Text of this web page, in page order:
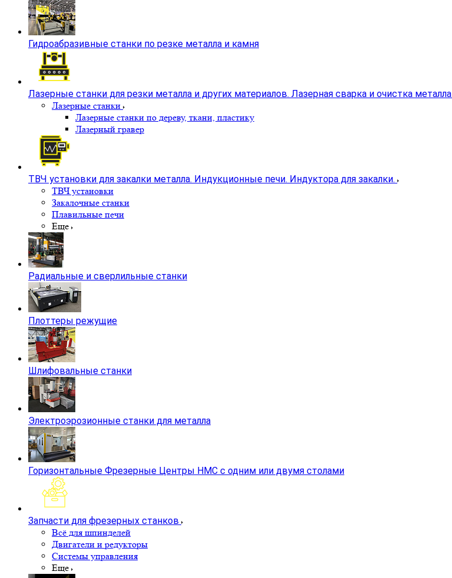
Гидроабразивные станки по резке металла и камня
Лазерные станки для резки металла и других материалов. Лазерная сварка и очистка металла
Лазерные станки
Лазерные станки по дереву, ткани, пластику
Лазерный гравер
ТВЧ установки для закалки металла. Индукционные печи. Индуктора для закалки.
ТВЧ установки
Закалочные станки
Плавильные печи
Еще
Радиальные и сверлильные станки
Плоттеры режущие
Шлифовальные станки
Электроэрозионные станки для металла
Горизонтальные Фрезерные Центры HMC с одним или двумя столами
Запчасти для фрезерных станков
Всё для шпинделей
Двигатели и редукторы
Системы управления
Еще